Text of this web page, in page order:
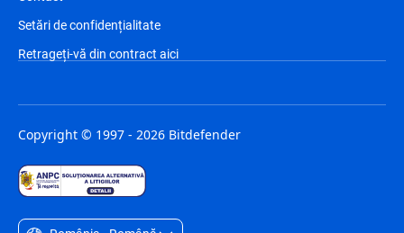
Setări de confidențialitate
Retrageți-vă din contract aici
Copyright © 1997 - 2026 Bitdefender